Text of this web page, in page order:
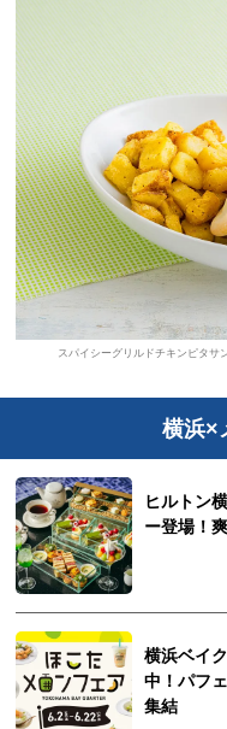
スパイシーグリルドチキンピタサ
横浜×
ヒルトン
ー登場！
横浜ベイ
中！パフ
集結